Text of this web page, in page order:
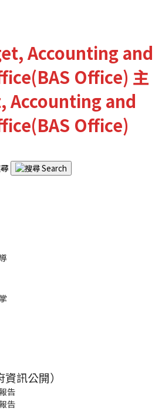
Accounting and
Office) 主
Accounting and
Office)
訊公開）
告
告